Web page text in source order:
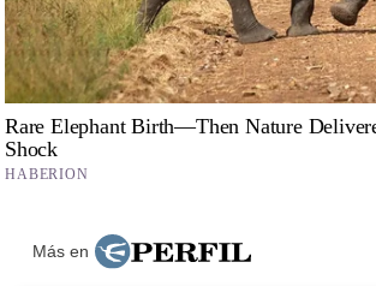
Más en